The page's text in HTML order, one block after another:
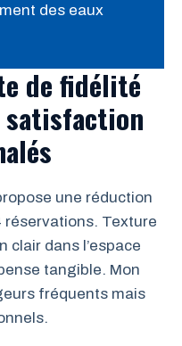
des eaux
de fidélité
une réduction
réservations. Texture
clair dans l’espace
tangible. Mon
fréquents mais